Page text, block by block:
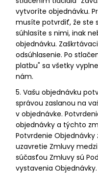
vytvoríte objednávku.
musíte potvrdiť, že ste
súhlasíte s nimi, inak
objednávku.
odsúhlasenie. Po
platbu" sa všetky
nám.
5. Vašu objednávku
správou zaslanou na
v objednávke.
objednávky a týchto
Potvrdenie
uzavretie Zmluvy
súčasťou Zmluvy sú
vystavenia Objednávky.